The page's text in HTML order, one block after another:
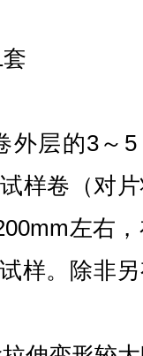
外层的3～
样卷（对
左右
样。除非